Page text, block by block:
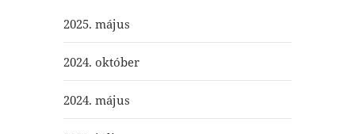
2025. május
2024. október
2024. május